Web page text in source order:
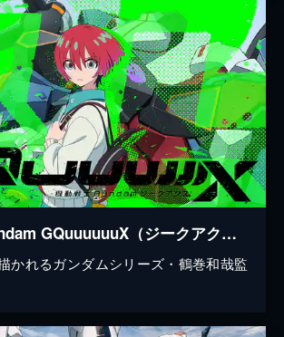
機動戦士Gundam GQuuuuuuX（ジークアクス）
かれるガンダムシリーズ・鶴巻和哉監